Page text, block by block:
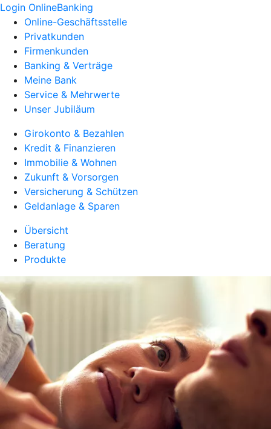
Login OnlineBanking
Online-Geschäftsstelle
Privatkunden
Firmenkunden
Banking & Verträge
Meine Bank
Service & Mehrwerte
Unser Jubiläum
Girokonto & Bezahlen
Kredit & Finanzieren
Immobilie & Wohnen
Zukunft & Vorsorgen
Versicherung & Schützen
Geldanlage & Sparen
Übersicht
Beratung
Produkte